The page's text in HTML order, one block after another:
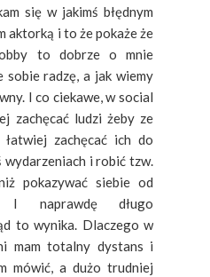
się w jakimś błędnym
aktorką i to że pokaże że
to dobrze o mnie
sobie radzę, a jak wiemy
I co ciekawe, w social
zachęcać ludzi żeby ze
zachęcać ich do
wydarzeniach i robić tzw.
pokazywać siebie od
I naprawdę długo
to wynika. Dlaczego w
mam totalny dystans i
mówić, a dużo trudniej